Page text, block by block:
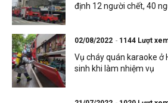
định 12 người chết, 40
02/08/2022 1144 Lượt
Vụ cháy quán karaoke ở
sinh khi làm nhiệm vụ